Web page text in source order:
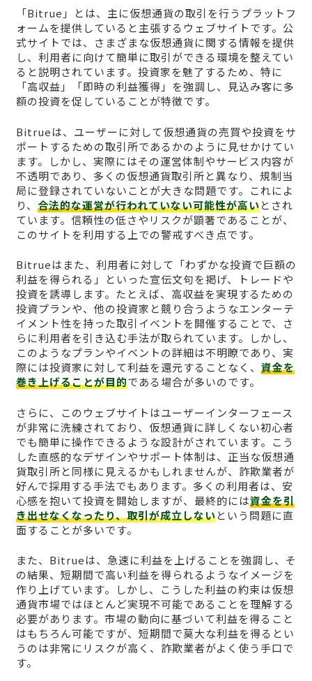
「Bitrue」とは、主に仮想通貨の取引を行うプラットフ
ォームを提供していると主張するウェブサイトです。公
式サイトでは、さまざまな仮想通貨に関する情報を提供
し、利用者に向けて簡単に取引ができる環境を整えてい
ると説明されています。投資家を魅了するため、特に
「高収益」「即時の利益獲得」を強調し、見込み客に多
額の投資を促していることが特徴です。
Bitrueは、ユーザーに対して仮想通貨の売買や投資をサ
ポートするための取引所であるかのように見せかけてい
ます。しかし、実際にはその運営体制やサービス内容が
不透明であり、多くの仮想通貨取引所と異なり、規制当
局に登録されていないことが大きな問題です。これによ
り、 合法的な運営が行われていない可能性が高いとされ
ています。信頼性の低さやリスクが顕著であることが、
このサイトを利用する上での警戒すべき点です。
Bitrueはまた、利用者に対して「わずかな投資で巨額の
利益を得られる」といった宣伝文句を掲げ、トレードや
投資を誘導します。たとえば、高収益を実現するための
投資プランや、他の投資家と競り合うようなエンターテ
イメント性を持った取引イベントを開催することで、さ
らに利用者を引き込む手法が取られています。しかし、
このようなプランやイベントの詳細は不明瞭であり、実
際には投資家に対して利益を還元することなく、 資金を
巻き上げることが目的である場合が多いのです。
さらに、このウェブサイトはユーザーインターフェース
が非常に洗練されており、仮想通貨に詳しくない初心者
でも簡単に操作できるような設計がされています。こう
した直感的なデザインやサポート体制は、正当な仮想通
貨取引所と同様に見えるかもしれませんが、詐欺業者が
好んで採用する手法でもあります。多くの利用者は、安
心感を抱いて投資を開始しますが、最終的には資金を引
き出せなくなったり、取引が成立しないという問題に直
面することが多いです。
また、Bitrueは、急速に利益を上げることを強調し、そ
の結果、短期間で高い利益を得られるようなイメージを
作り上げています。しかし、こうした利益の約束は仮想
通貨市場ではほとんど実現不可能であることを理解する
必要があります。市場の動向に基づいて利益を得ること
はもちろん可能ですが、短期間で莫大な利益を得るとい
うのは非常にリスクが高く、詐欺業者がよく使う手口で
す。